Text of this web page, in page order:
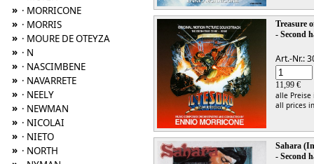
» · MORRICONE
» · MORRIS
» · MOURE DE OTEYZA
» · N
» · NASCIMBENE
» · NAVARRETE
» · NEELY
» · NEWMAN
» · NICOLAI
» · NIETO
» · NORTH
Treasure
- Second
Art.-Nr.:
11,99 €
alle
all prices
Sahara
- Second